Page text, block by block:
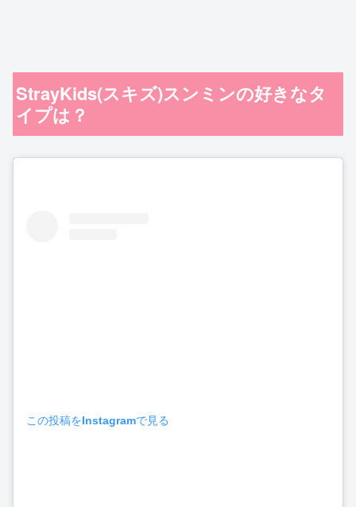
StrayKids(スキズ)スンミンの好きなタ
イプは？
この投稿をInstagramで見る